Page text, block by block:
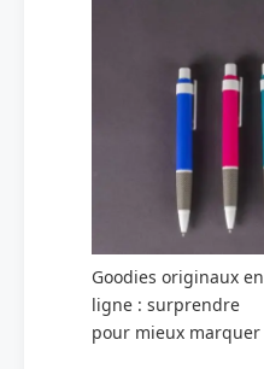
Goodies originaux en
ligne : surprendre
pour mieux marquer